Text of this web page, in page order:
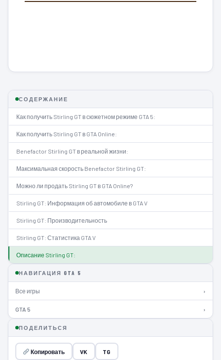
СОДЕРЖАНИЕ
Как получить Stirling GT в сюжетном режиме GTA 5:
Как получить Stirling GT в GTA Online:
Benefactor Stirling GT в реальной жизни:
Максимальная скорость Benefactor Stirling GT:
Можно ли продать Stirling GT в GTA Online?
Stirling GT: Информация об автомобиле в GTA V
Stirling GT: Производительность
Stirling GT: Статистика GTA V
Описание Stirling GT:
НАВИГАЦИЯ GTA 5
Все игры ›
GTA 5 ›
ПОДЕЛИТЬСЯ
Копировать VK TG